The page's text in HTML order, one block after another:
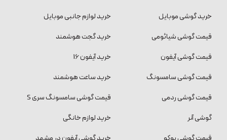
خرید گوشی موبایل
قیمت گوشی شیائومی
قیمت گوشی آیفون
قیمت گوشی سامسونگ
قیمت گوشی ردمی
گوشی آنر
خرید لوازم جانبی موبایل
خرید گجت هوشمند
خرید آیفون 16
خرید ساعت هوشمند
قیمت گوشی سامسونگ سری S
خرید لوازم خانگی